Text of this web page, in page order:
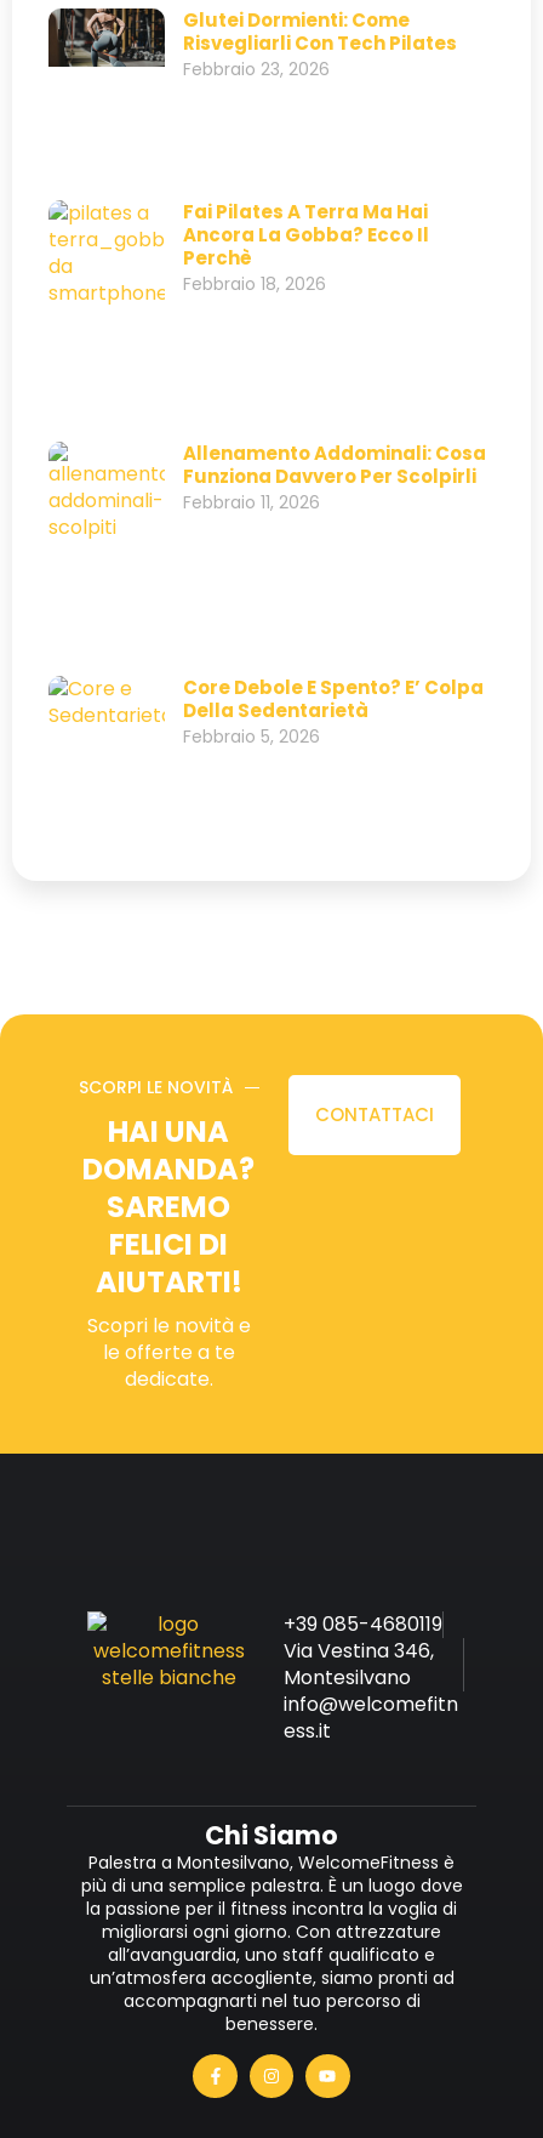
Glutei Dormienti: Come
Risvegliarli Con Tech Pilates
Febbraio 23, 2026
Fai Pilates A Terra Ma Hai
Ancora La Gobba? Ecco Il
Perchè
Febbraio 18, 2026
Allenamento Addominali: Cosa
Funziona Davvero Per Scolpirli
Febbraio 11, 2026
Core Debole E Spento? E’ Colpa
Della Sedentarietà
Febbraio 5, 2026
SCORPI LE NOVITÀ
HAI UNA
DOMANDA?
SAREMO
FELICI DI
AIUTARTI!
Scopri le novità e
le offerte a te
dedicate.
CONTATTACI
+39 085-4680119
Via Vestina 346,
Montesilvano
info@welcomefitn
ess.it
Chi Siamo
Palestra a Montesilvano, WelcomeFitness è
più di una semplice palestra. È un luogo dove
la passione per il fitness incontra la voglia di
migliorarsi ogni giorno. Con attrezzature
all’avanguardia, uno staff qualificato e
un’atmosfera accogliente, siamo pronti ad
accompagnarti nel tuo percorso di
benessere.